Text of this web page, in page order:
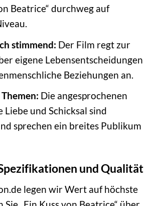
Beatrice“ durchweg auf
stimmend: Der Film regt zur
eigene Lebensentscheidungen
Beziehungen an.
Die angesprochenen
Liebe und Schicksal sind
sprechen ein breites Publikum
und Qualität
legen wir Wert auf höchste